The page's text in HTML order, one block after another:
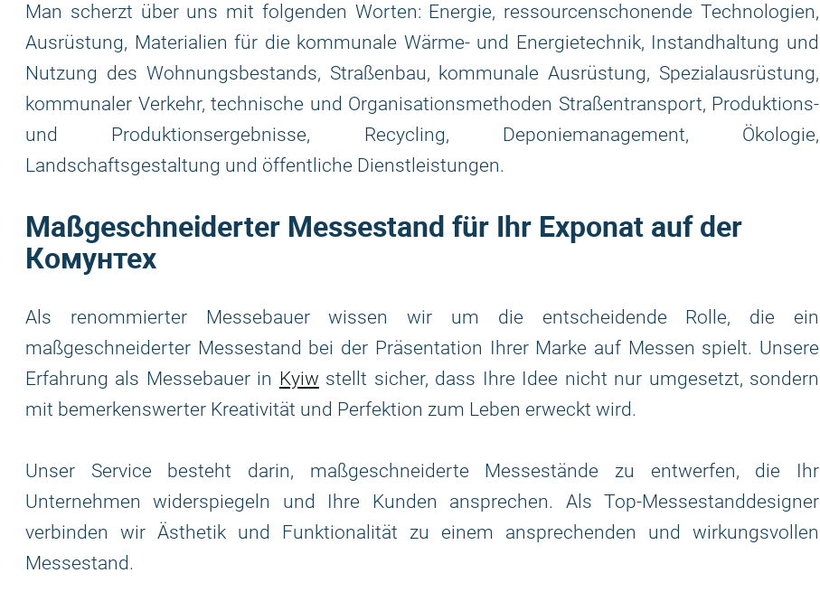
Man scherzt über uns mit folgenden Worten: Energie, ressourcenschonende Technologien,
Ausrüstung, Materialien für die kommunale Wärme- und Energietechnik, Instandhaltung und
Nutzung des Wohnungsbestands, Straßenbau, kommunale Ausrüstung, Spezialausrüstung,
kommunaler Verkehr, technische und Organisationsmethoden Straßentransport, Produktions-
und Produktionsergebnisse, Recycling, Deponiemanagement, Ökologie,
Landschaftsgestaltung und öffentliche Dienstleistungen.
Maßgeschneiderter Messestand für Ihr Exponat auf der
Комунтех
Als renommierter Messebauer wissen wir um die entscheidende Rolle, die ein
maßgeschneiderter Messestand bei der Präsentation Ihrer Marke auf Messen spielt. Unsere
Erfahrung als Messebauer in Kyiw stellt sicher, dass Ihre Idee nicht nur umgesetzt, sondern
mit bemerkenswerter Kreativität und Perfektion zum Leben erweckt wird.
Unser Service besteht darin, maßgeschneiderte Messestände zu entwerfen, die Ihr
Unternehmen widerspiegeln und Ihre Kunden ansprechen. Als Top-Messestanddesigner
verbinden wir Ästhetik und Funktionalität zu einem ansprechenden und wirkungsvollen
Messestand.